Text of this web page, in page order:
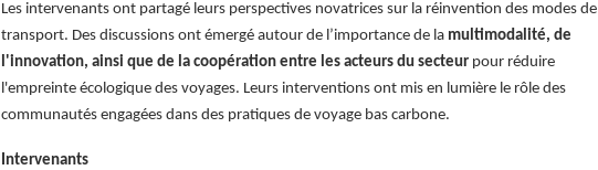
Les intervenants ont partagé leurs perspectives novatrices sur la réinvention des modes de
transport. Des discussions ont émergé autour de l’importance de la multimodalité, de
l'innovation, ainsi que de la coopération entre les acteurs du secteurpour réduire
l'empreinte écologique des voyages. Leurs interventions ont mis en lumière le rôle des
communautés engagées dans des pratiques de voyage bas carbone.
Intervenants